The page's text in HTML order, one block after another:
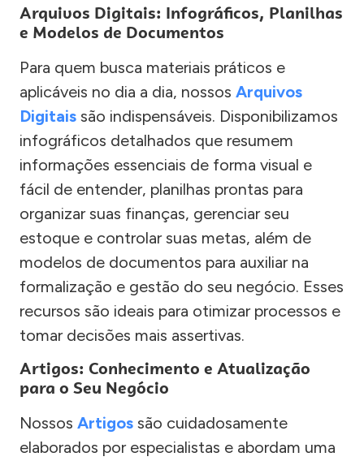
Arquivos Digitais: Infográficos, Planilhas
e Modelos de Documentos
Para quem busca materiais práticos e
aplicáveis no dia a dia, nossos Arquivos
Digitais são indispensáveis. Disponibilizamos
infográficos detalhados que resumem
informações essenciais de forma visual e
fácil de entender, planilhas prontas para
organizar suas finanças, gerenciar seu
estoque e controlar suas metas, além de
modelos de documentos para auxiliar na
formalização e gestão do seu negócio. Esses
recursos são ideais para otimizar processos e
tomar decisões mais assertivas.
Artigos: Conhecimento e Atualização
para o Seu Negócio
Nossos Artigos são cuidadosamente
elaborados por especialistas e abordam uma